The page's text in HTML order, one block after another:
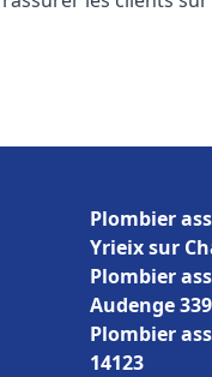
Plombier
Yrieix sur
Plombier
Audenge
Plombier
14123